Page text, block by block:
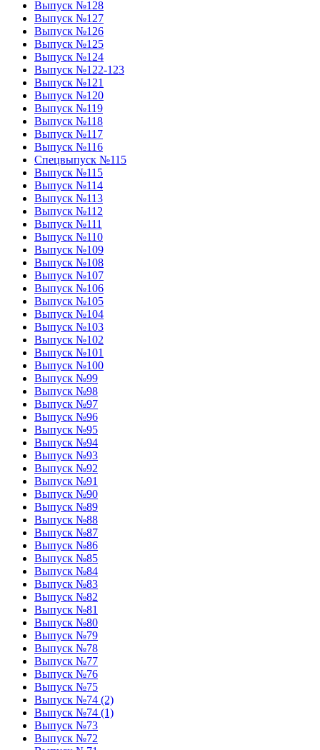
Выпуск №128
Выпуск №127
Выпуск №126
Выпуск №125
Выпуск №124
Выпуск №122-123
Выпуск №121
Выпуск №120
Выпуск №119
Выпуск №118
Выпуск №117
Выпуск №116
Спецвыпуск №115
Выпуск №115
Выпуск №114
Выпуск №113
Выпуск №112
Выпуск №111
Выпуск №110
Выпуск №109
Выпуск №108
Выпуск №107
Выпуск №106
Выпуск №105
Выпуск №104
Выпуск №103
Выпуск №102
Выпуск №101
Выпуск №100
Выпуск №99
Выпуск №98
Выпуск №97
Выпуск №96
Выпуск №95
Выпуск №94
Выпуск №93
Выпуск №92
Выпуск №91
Выпуск №90
Выпуск №89
Выпуск №88
Выпуск №87
Выпуск №86
Выпуск №85
Выпуск №84
Выпуск №83
Выпуск №82
Выпуск №81
Выпуск №80
Выпуск №79
Выпуск №78
Выпуск №77
Выпуск №76
Выпуск №75
Выпуск №74 (2)
Выпуск №74 (1)
Выпуск №73
Выпуск №72